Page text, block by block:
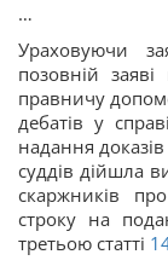
…
Ураховуючи
позовній
правничу
дебатів у
надання
суддів дійшла
скаржників
строку на
третьою статті